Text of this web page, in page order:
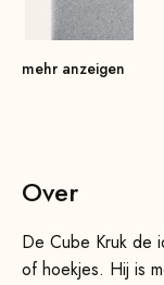
mehr anzeigen
Over
De Cube Kruk de
of hoekjes. Hij is